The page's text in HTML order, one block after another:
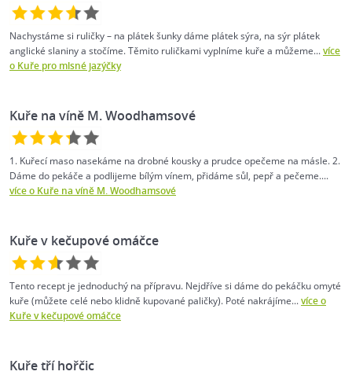
Nachystáme si ruličky –⁠ na plátek šunky dáme plátek sýra, na sýr plátek
anglické slaniny a stočíme. Těmito ruličkami vyplníme kuře a můžeme...více
o Kuře pro mlsné jazýčky
Kuře na víně M. Woodhamsové
1. Kuřecí maso nasekáme na drobné kousky a prudce opečeme na másle. 2.
Dáme do pekáče a podlijeme bílým vínem, přidáme sůl, pepř a pečeme....
více o Kuře na víně M. Woodhamsové
Kuře v kečupové omáčce
Tento recept je jednoduchý na přípravu. Nejdříve si dáme do pekáčku omyté
kuře (můžete celé nebo klidně kupované paličky). Poté nakrájíme...více o
Kuře v kečupové omáčce
Kuře tří hořčic